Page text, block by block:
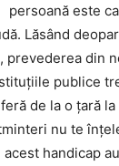
persoană este
Lăsând
din
publice
de la o ţară
nu te
handicap